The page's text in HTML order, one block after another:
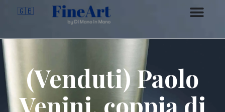
🇬🇧
(Venduti) Paolo
Venini, coppia di